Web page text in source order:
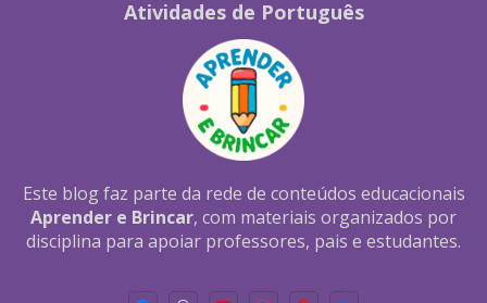
Atividades de Português
Este blog faz parte da rede de conteúdos educacionais
Aprender e Brincar, com materiais organizados por
disciplina para apoiar professores, pais e estudantes.